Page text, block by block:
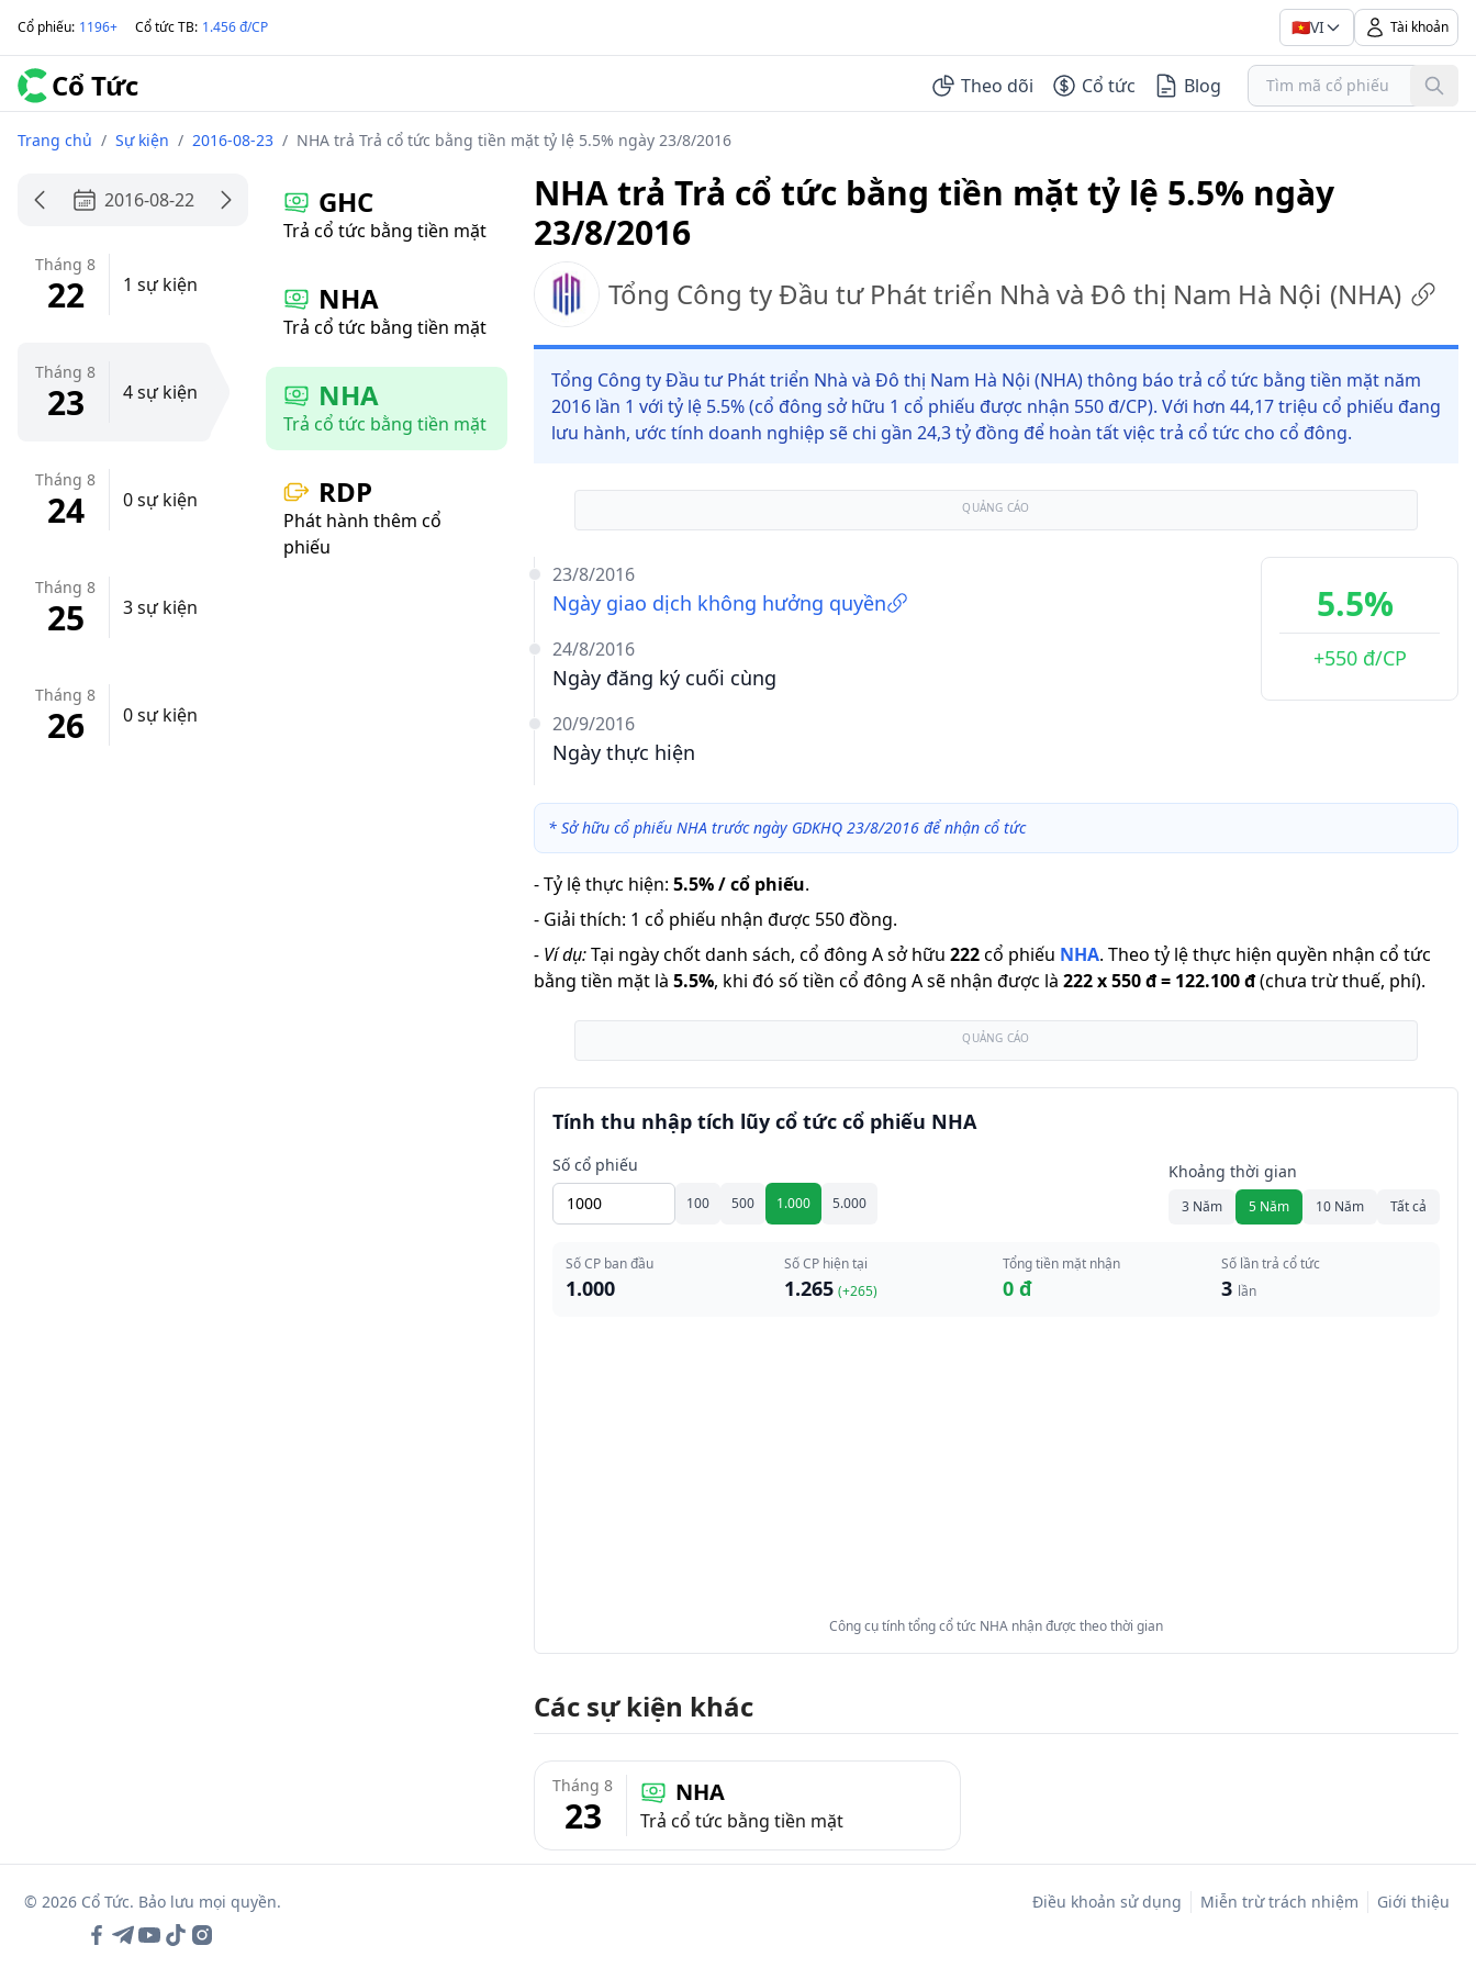
Cổ phiếu: 1196+ Cổ tức TB: 1.456 đ/CP 🇻🇳VI Tài khoản
Cổ Tức Theo dõi Cổ tức Blog
Trang chủ / Sự kiện / 2016-08-23 / NHA trả Trả cổ tức bằng tiền mặt tỷ lệ 5.5% ngày 23/8/2016
2016-08-22
Tháng 8
22 1 sự kiện
Tháng 8
23 4 sự kiện
Tháng 8
24 0 sự kiện
Tháng 8
25 3 sự kiện
Tháng 8
26 0 sự kiện
GHC
Trả cổ tức bằng tiền mặt
NHA
Trả cổ tức bằng tiền mặt
NHA
Trả cổ tức bằng tiền mặt
RDP
Phát hành thêm cổ
phiếu
NHA trả Trả cổ tức bằng tiền mặt tỷ lệ 5.5% ngày
23/8/2016
Tổng Công ty Đầu tư Phát triển Nhà và Đô thị Nam Hà Nội (NHA)
Tổng Công ty Đầu tư Phát triển Nhà và Đô thị Nam Hà Nội (NHA) thông báo trả cổ tức bằng tiền mặt năm
2016 lần 1 với tỷ lệ 5.5% (cổ đông sở hữu 1 cổ phiếu được nhận 550 đ/CP). Với hơn 44,17 triệu cổ phiếu đang
lưu hành, ước tính doanh nghiệp sẽ chi gần 24,3 tỷ đồng để hoàn tất việc trả cổ tức cho cổ đông.
QUẢNG CÁO
23/8/2016
Ngày giao dịch không hưởng quyền
24/8/2016
Ngày đăng ký cuối cùng
20/9/2016
Ngày thực hiện
5.5%
+550 đ/CP
* Sở hữu cổ phiếu NHA trước ngày GDKHQ 23/8/2016 để nhận cổ tức
-Tỷ lệ thực hiện: 5.5% / cổ phiếu.
- Giải thích: 1 cổ phiếu nhận được 550 đồng.
- Ví dụ:Tại ngày chốt danh sách, cổ đông A sở hữu 222cổ phiếu NHA. Theo tỷ lệ thực hiện quyền nhận cổ tức
bằng tiền mặt là 5.5%, khi đó số tiền cổ đông A sẽ nhận được là 222x550 đ= 122.100 đ(chưa trừ thuế, phí).
QUẢNG CÁO
Tính thu nhập tích lũy cổ tức cổ phiếu NHA
Số cổ phiếu
100 500 1.000 5.000
Khoảng thời gian
3 Năm 5 Năm 10 Năm Tất cả
Số CP ban đầu
1.000
Số CP hiện tại
1.265 (+265)
Tổng tiền mặt nhận
0 đ
Số lần trả cổ tức
3 lần
Công cụ tính tổng cổ tức NHA nhận được theo thời gian
Các sự kiện khác
Tháng 8
23
NHA
Trả cổ tức bằng tiền mặt
© 2026 Cổ Tức. Bảo lưu mọi quyền. Điều khoản sử dụng Miễn trừ trách nhiệm Giới thiệu